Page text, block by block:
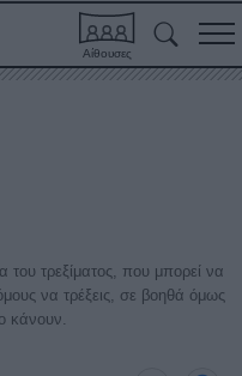
Αίθουσες
του τρεξίματος, που μπορεί να
να τρέξεις, σε βοηθά όμως
κάνουν.